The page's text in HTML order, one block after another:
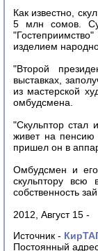
Как известно,
5 млн сомов.
изделием
"Второй
выставках,
из мастерской
омбудсмена.
"Скульптор стал
живет на
пришел он в
Омбудсмен и его
скульптору всю
собственность
2012, Август 15 -
Источник -
Постоянный